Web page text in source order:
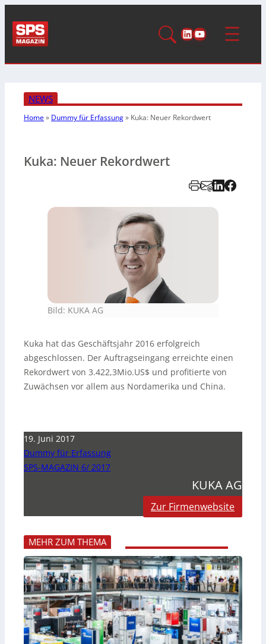
LinkedIn
YouTube
NEWS
Home» Dummy für Erfassung» Kuka: Neuer Rekordwert
Kuka: Neuer Rekordwert
Bild: KUKA AG
Kuka hat das Geschäftsjahr 2016 erfolgreich
abgeschlossen. Der Auftragseingang erreichte einen
Rekordwert von 3.422,3Mio.US$ und profitierte von
Zuwächsen vor allem aus Nordamerika und China.
19. Juni 2017
Dummy für Erfassung
SPS-MAGAZIN 6/ 2017
KUKA AG
Zur Firmenwebsite
MEHR ZUM THEMA